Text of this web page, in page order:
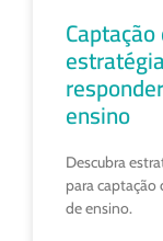
ensino
Descubra
para captação
de ensino.